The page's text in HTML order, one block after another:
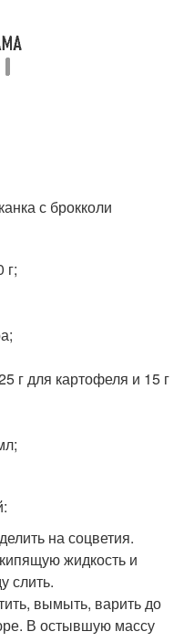
с брокколи
г;
г для картофеля и 15 г
на соцветия.
жидкость и
слить.
вымыть, варить до
В остывшую массу